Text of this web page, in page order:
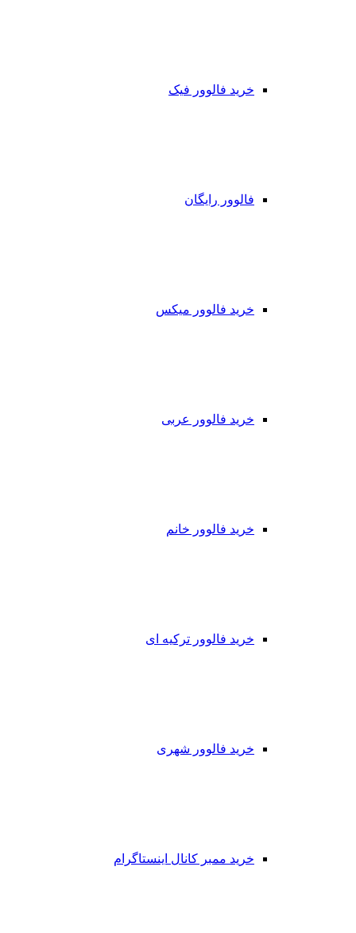
خرید فالوور فیک
فالوور رایگان
خرید فالوور میکس
خرید فالوور عربی
خرید فالوور خانم
خرید فالوور ترکیه ای
خرید فالوور شهری
خرید ممبر کانال اینستاگرام